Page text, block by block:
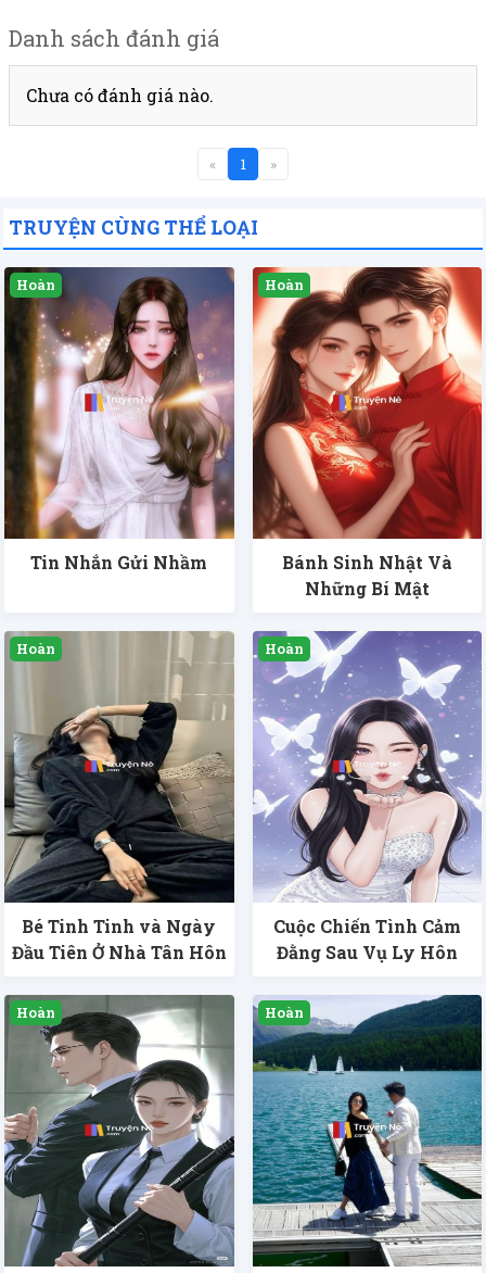
Danh sách đánh giá
Chưa có đánh giá nào.
« 1 »
TRUYỆN CÙNG THỂ LOẠI
Tin Nhắn Gửi Nhầm
Bánh Sinh Nhật Và
Những Bí Mật
Bé Tinh Tinh và Ngày
Đầu Tiên Ở Nhà Tân Hôn
Cuộc Chiến Tình Cảm
Đằng Sau Vụ Ly Hôn